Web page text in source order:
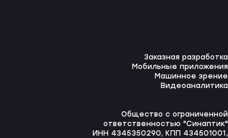
Заказная разработка
Мобильные приложения
Машинное зрение
Видеоаналитика
Общество с ограниченной
ответственностью "Синаптик"
ИНН 4345350290, КПП 434501001,